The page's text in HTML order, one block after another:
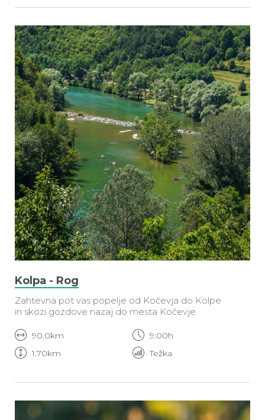
Kolpa - Rog
Zahtevna pot vas popelje od Kočevja do Kolpe
in skozi gozdove nazaj do mesta Kočevje.
90.0km
9:00h
1.70km
Težka